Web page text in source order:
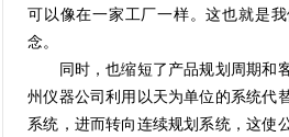
可以像在一家工厂一样。这也就是
念。
同时，也缩短了产品规划周期和
州仪器公司利用以天为单位的系统代
系统，进而转向连续规划系统，这使